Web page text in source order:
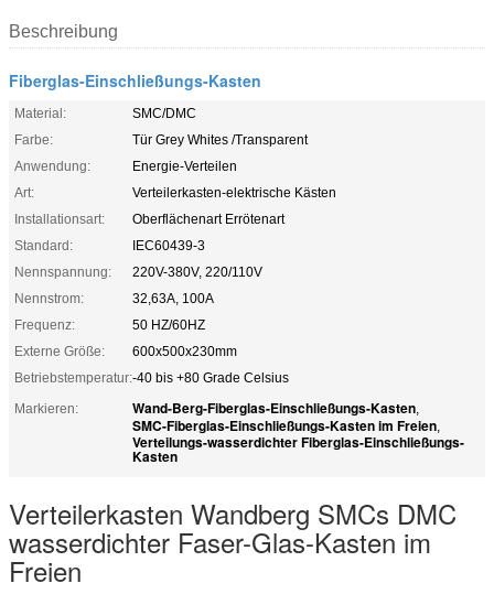
Beschreibung
Fiberglas-Einschließungs-Kasten
Material:
SMC/DMC
Farbe:
Tür Grey Whites /Transparent
Anwendung:
Energie-Verteilen
Art:
Verteilerkasten-elektrische Kästen
Installationsart:
Oberflächenart Errötenart
Standard:
IEC60439-3
Nennspannung:
220V-380V, 220/110V
Nennstrom:
32,63A, 100A
Frequenz:
50 HZ/60HZ
Externe Größe:
600x500x230mm
Betriebstemperatur:-40 bis +80 Grade Celsius
Markieren:
Wand-Berg-Fiberglas-Einschließungs-Kasten,
SMC-Fiberglas-Einschließungs-Kasten im Freien,
Verteilungs-wasserdichter Fiberglas-Einschließungs-
Kasten
Verteilerkasten Wandberg SMCs DMC
wasserdichter Faser-Glas-Kasten im
Freien